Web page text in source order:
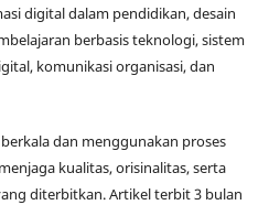
digital dalam pendidikan, desain
berbasis teknologi, sistem
komunikasi organisasi, dan
dan menggunakan proses
kualitas, orisinalitas, serta
diterbitkan. Artikel terbit 3 bulan